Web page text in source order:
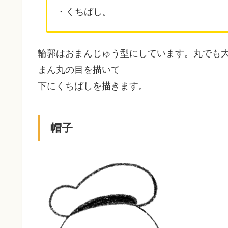
・くちばし。
輪郭はおまんじゅう型にしています。丸でも
まん丸の目を描いて
下にくちばしを描きます。
帽子